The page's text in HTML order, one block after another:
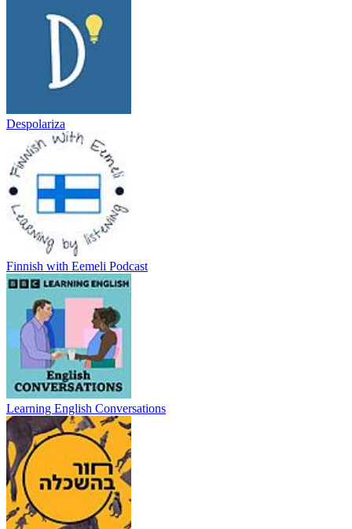
Despolariza
Finnish with Eemeli Podcast
Learning English Conversations